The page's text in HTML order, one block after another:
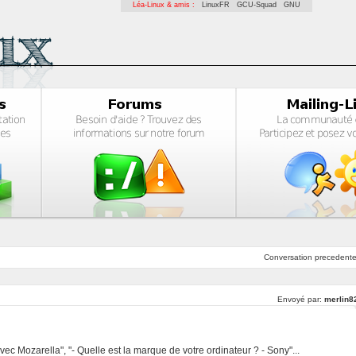
Léa-Linux & amis : LinuxFR GCU-Squad GNU
Conversation precedente
Envoyé par:
Mozarella", "- Quelle est la marque de votre ordinateur ? - Sony"...